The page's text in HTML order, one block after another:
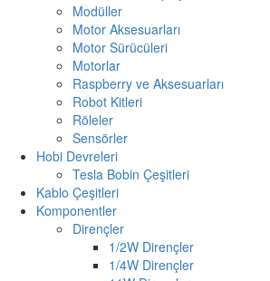
Modüller
Motor Aksesuarları
Motor Sürücüleri
Motorlar
Raspberry ve Aksesuarları
Robot Kitleri
Röleler
Sensörler
Hobi Devreleri
Tesla Bobin Çeşitleri
Kablo Çeşitleri
Komponentler
Dirençler
1/2W Dirençler
1/4W Dirençler